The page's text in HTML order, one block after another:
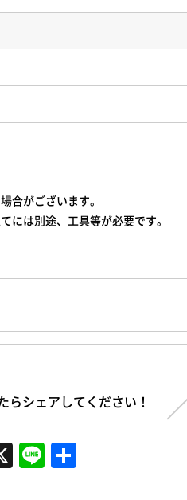
合がございます。
には別途、工具等が必要です。
らシェアしてください！
X Li
n